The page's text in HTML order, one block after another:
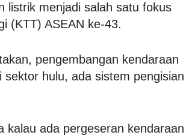
listrik menjadi salah satu fokus
(KTT) ASEAN ke-43.
pengembangan kendaraan
sektor hulu, ada sistem pengisian
kalau ada pergeseran kendaraan